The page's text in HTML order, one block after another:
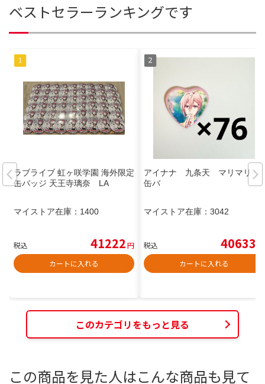
ベストセラーランキングです
ラブライブ 虹ヶ咲学園 海外限定
缶バッジ 天王寺璃奈 LA
マイストア在庫： 1400
税込 41222円
カートに入れる
アイナナ 九条天 マリマリ
缶バ
マイストア在庫： 3042
税込 40633
カートに入れる
このカテゴリをもっと見る
この商品を見た人はこんな商品も見て